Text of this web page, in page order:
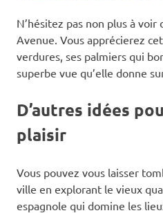
N’hésitez pas non plus à voir
Avenue. Vous apprécierez
verdures, ses palmiers qui
superbe vue qu’elle donne
D’autres idées
plaisir
Vous pouvez vous laisser
ville en explorant le vieux
espagnole qui domine les